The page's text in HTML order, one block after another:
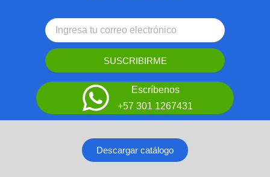
SUSCRIBIRME
Escríbenos
+57 301 1267431
Descargar catálogo